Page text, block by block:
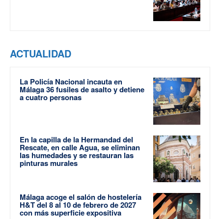
ACTUALIDAD
La Policía Nacional incauta en
Málaga 36 fusiles de asalto y detiene
a cuatro personas
En la capilla de la Hermandad del
Rescate, en calle Agua, se eliminan
las humedades y se restauran las
pinturas murales
Málaga acoge el salón de hostelería
H&T del 8 al 10 de febrero de 2027
con más superficie expositiva